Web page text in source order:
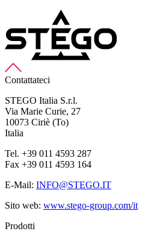
Contattateci
STEGO Italia S.r.l.
Via Marie Curie, 27
10073 Ciriè (To)
Italia
Tel. +39 011 4593 287
Fax +39 011 4593 164
E-Mail: INFO@STEGO.IT
Sito web: www.stego-group.com/it
Prodotti